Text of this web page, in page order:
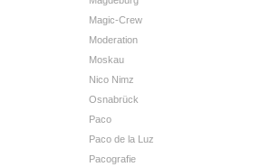
Magic-Crew
Moderation
Moskau
Nico Nimz
Osnabrück
Paco
Paco de la Luz
Pacografie